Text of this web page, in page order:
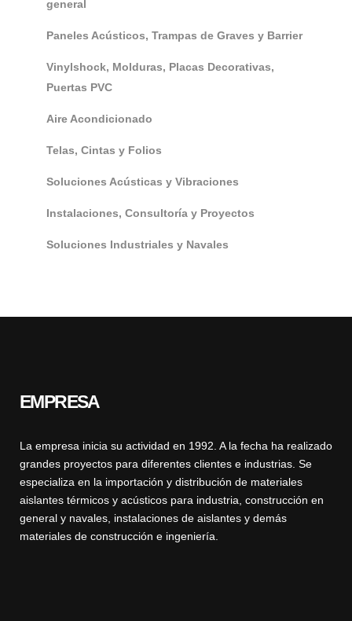
general
Paneles Acústicos, Trampas de Graves y Barrier
Vinylshock, Molduras, Placas Decorativas,
Puertas PVC
Aire Acondicionado
Telas, Cintas y Folios
Soluciones Acústicas y Vibraciones
Instalaciones, Consultoría y Proyectos
Soluciones Industriales y Navales
EMPRESA
La empresa inicia su actividad en 1992. A la fecha ha realizado
grandes proyectos para diferentes clientes e industrias. Se
especializa en la importación y distribución de materiales
aislantes térmicos y acústicos para industria, construcción en
general y navales, instalaciones de aislantes y demás
materiales de construcción e ingeniería.